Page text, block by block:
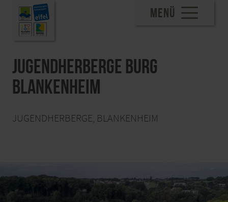
MENÜ
Jugendherberge Burg
Blankenheim
JUGENDHERBERGE, BLANKENHEIM